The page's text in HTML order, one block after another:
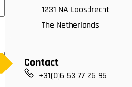
1231 NA Loosdrecht
The Netherlands
Contact
+31(0)6 53 77 26 95